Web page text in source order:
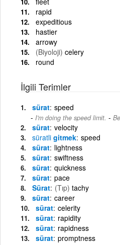
rapid
expeditious
hastier
arrowy
(Biyoloji) celery
round
İlgili Terimler
sürat speed
I'm doing the speed limit. -
sürat velocity
süratli gitmek speed
sürat lightness
sürat swiftness
sürat quickness
sürat pace
Sürat (Tıp) tachy
sürat career
sürat celerity
sürat rapidity
sürat rapidness
sürat promptness